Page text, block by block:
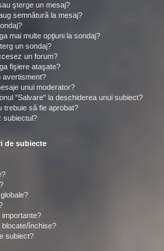
şterge un mesaj?
semnătură la mesaj?
mai multe opţiuni la sondaj?
un sondaj?
un forum?
fişiere ataşate?
avertisment?
unui moderator?
"Salvare" la deschiderea unui subiect?
trebuie să fie aprobat?
subiectul?
de subiecte
închise?
subiect?